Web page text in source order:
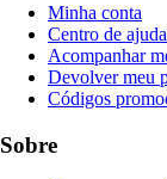
Minha conta
Centro de ajuda
Acompanhar
Devolver meu
Códigos
Sobre